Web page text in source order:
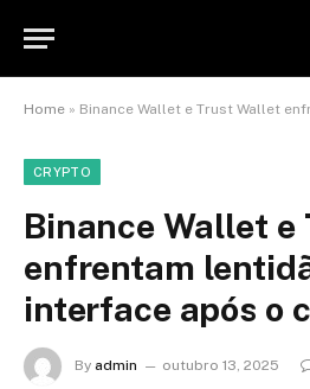
Home » Binance Wallet e Trust Wallet
CRYPTO
Binance Wallet
enfrentam
interface após o
By admin outubro 13, 2025